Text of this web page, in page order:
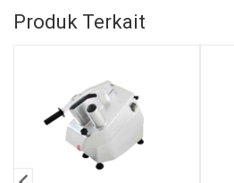
Produk Terkait